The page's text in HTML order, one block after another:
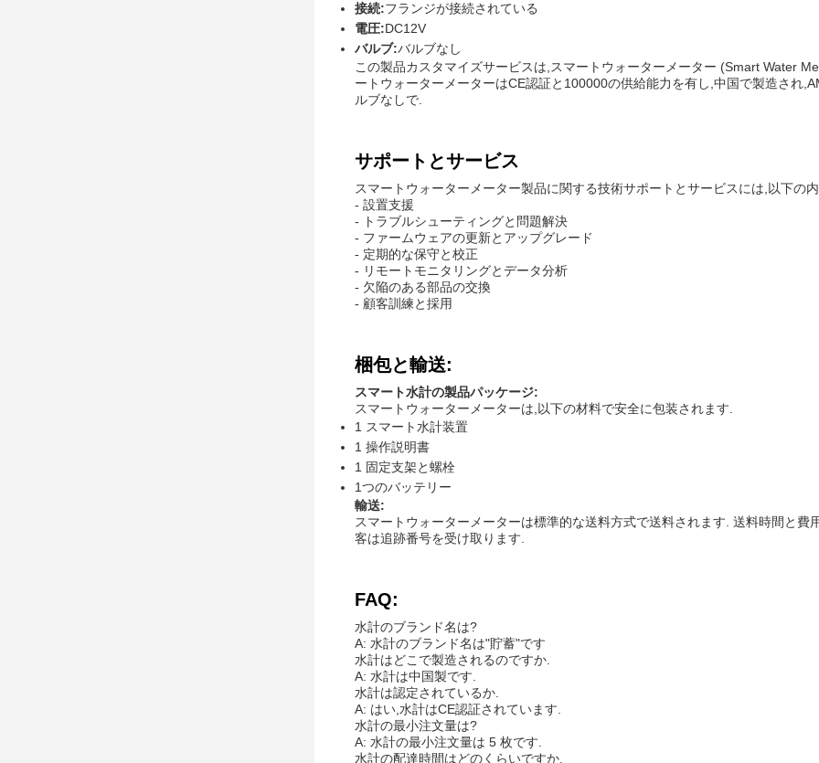
接続:フランジが接続されている
電圧:DC12V
バルブ:バルブなし
この製品カスタマイズサービスは,スマートウォーターメーター (Smart Water
ートウォーターメーターはCE認証と100000の供給能力を有し,中国で製造され
ルブなしで.
サポートとサービス
スマートウォーターメーター製品に関する技術サポートとサービスには,以下の
- 設置支援
- トラブルシューティングと問題解決
- ファームウェアの更新とアップグレード
- 定期的な保守と校正
- リモートモニタリングとデータ分析
- 欠陥のある部品の交換
- 顧客訓練と採用
梱包と輸送:
スマート水計の製品パッケージ:
スマートウォーターメーターは,以下の材料で安全に包装されます.
1 スマート水計装置
1 操作説明書
1 固定支架と螺栓
1つのバッテリー
輸送:
スマートウォーターメーターは標準的な送料方式で送料されます. 送料時間と
客は追跡番号を受け取ります.
FAQ:
水計のブランド名は?
A: 水計のブランド名は"貯蓄"です
水計はどこで製造されるのですか.
A: 水計は中国製です.
水計は認定されているか.
A: はい,水計はCE認証されています.
水計の最小注文量は?
A: 水計の最小注文量は 5 枚です.
水計の配達時間はどのくらいですか.